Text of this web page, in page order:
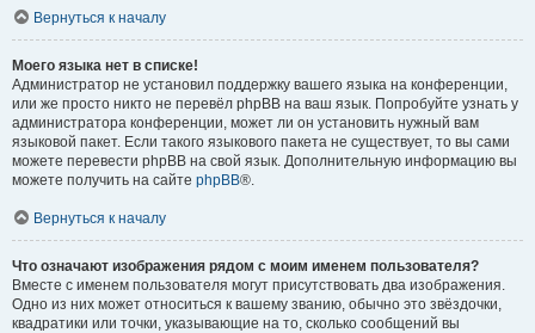
Вернуться к началу
Моего языка нет в списке!
Администратор не установил поддержку вашего языка на конференции,
или же просто никто не перевёл phpBB на ваш язык. Попробуйте узнать у
администратора конференции, может ли он установить нужный вам
языковой пакет. Если такого языкового пакета не существует, то вы сами
можете перевести phpBB на свой язык. Дополнительную информацию вы
можете получить на сайте phpBB®.
Вернуться к началу
Что означают изображения рядом с моим именем пользователя?
Вместе с именем пользователя могут присутствовать два изображения.
Одно из них может относиться к вашему званию, обычно это звёздочки,
квадратики или точки, указывающие на то, сколько сообщений вы